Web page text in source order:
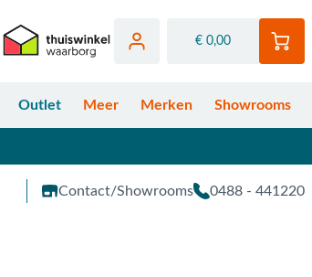
€ 0,00
Outlet Meer Merken Showrooms
Contact/Showrooms 0488 - 441220